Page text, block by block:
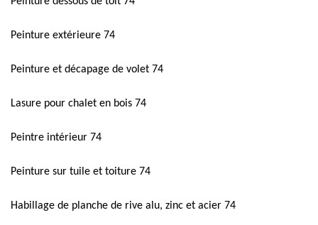
Peinture extérieure 74
Peinture et décapage de volet 74
Lasure pour chalet en bois 74
Peintre intérieur 74
Peinture sur tuile et toiture 74
Habillage de planche de rive alu, zinc et acier 74